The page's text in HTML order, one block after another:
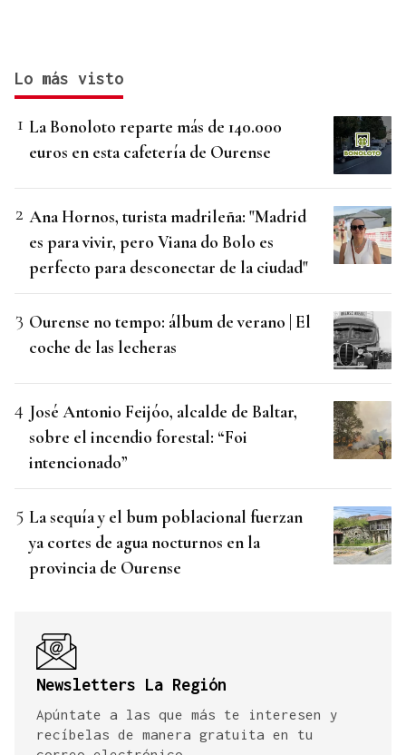
Lo más visto
La Bonoloto reparte más de 140.000
euros en esta cafetería de Ourense
Ana Hornos, turista madrileña: "Madrid
es para vivir, pero Viana do Bolo es
perfecto para desconectar de la ciudad"
Ourense no tempo: álbum de verano | El
coche de las lecheras
José Antonio Feijóo, alcalde de Baltar,
sobre el incendio forestal: “Foi
intencionado”
La sequía y el bum poblacional fuerzan
ya cortes de agua nocturnos en la
provincia de Ourense
Newsletters La Región
Apúntate a las que más te interesen y
recíbelas de manera gratuita en tu